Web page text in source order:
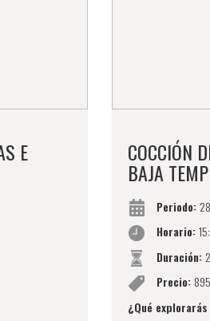
E COCCIÓN
BAJA
Periodo:
Horario:
Duración:
Precio:
¿Qué